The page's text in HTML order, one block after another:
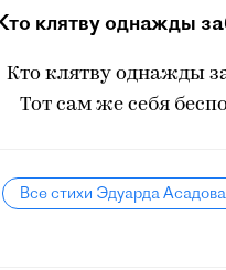
клятву однажды
Кто клятву однажды
Тот сам же себя
Все стихи Эдуарда Асадова